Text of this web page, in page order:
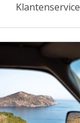
Klantenservice